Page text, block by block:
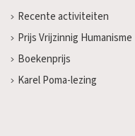
Recente activiteiten
Prijs Vrijzinnig Humanisme
Boekenprijs
Karel Poma-lezing